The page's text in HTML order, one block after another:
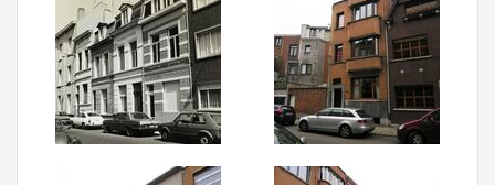
Hergebruik
Over ons
Aanmelden